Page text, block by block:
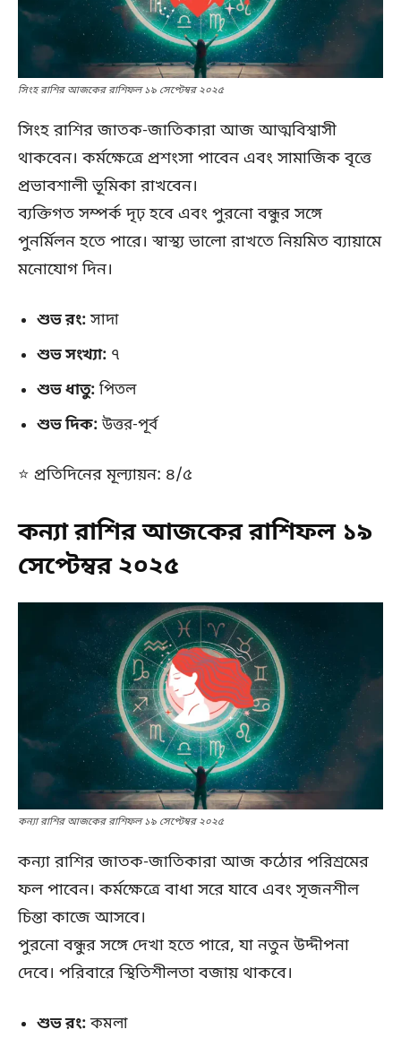
সিংহ রাশির আজকের রাশিফল ১৯ সেপ্টেম্বর ২০২৫
সিংহ রাশির জাতক-জাতিকারা আজ আত্মবিশ্বাসী
থাকবেন। কর্মক্ষেত্রে প্রশংসা পাবেন এবং সামাজিক বৃত্তে
প্রভাবশালী ভূমিকা রাখবেন।
ব্যক্তিগত সম্পর্ক দৃঢ় হবে এবং পুরনো বন্ধুর সঙ্গে
পুনর্মিলন হতে পারে। স্বাস্থ্য ভালো রাখতে নিয়মিত ব্যায়ামে
মনোযোগ দিন।
শুভ রং:সাদা
শুভ সংখ্যা: ৭
শুভ ধাতু:পিতল
শুভ দিক:উত্তর-পূর্ব
⭐ প্রতিদিনের মূল্যায়ন: ৪/৫
কন্যা রাশির আজকের রাশিফল ১৯
সেপ্টেম্বর ২০২৫
কন্যা রাশির আজকের রাশিফল ১৯ সেপ্টেম্বর ২০২৫
কন্যা রাশির জাতক-জাতিকারা আজ কঠোর পরিশ্রমের
ফল পাবেন। কর্মক্ষেত্রে বাধা সরে যাবে এবং সৃজনশীল
চিন্তা কাজে আসবে।
পুরনো বন্ধুর সঙ্গে দেখা হতে পারে, যা নতুন উদ্দীপনা
দেবে। পরিবারে স্থিতিশীলতা বজায় থাকবে।
শুভ রং:কমলা